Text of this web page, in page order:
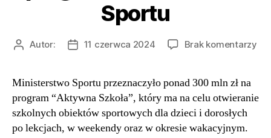
Sportu
AutorAutor:
Data11 czerwca 2024 Brak komentarzydo
Ministerstwo Sportu przeznaczyło ponad 300 mln zł na
program “Aktywna Szkoła”, który ma na celu otwieranie
szkolnych obiektów sportowych dla dzieci i dorosłych
po lekcjach, w weekendy oraz w okresie wakacyjnym.